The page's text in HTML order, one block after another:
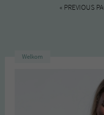
« PREVIOUS
Welkom